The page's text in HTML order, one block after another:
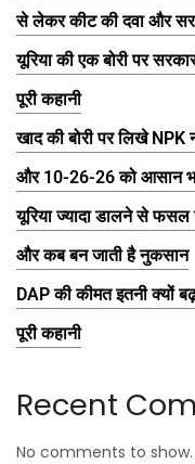
से लेकर कीट की दवा और
यूरिया की एक बोरी पर
पूरी कहानी
खाद की बोरी पर लिखे
और 10-26-26 को आसान
यूरिया ज्यादा डालने से फसल
और कब बन जाती है नुकसान
DAP की कीमत इतनी क्यों
पूरी कहानी
Recent
No comments to show.